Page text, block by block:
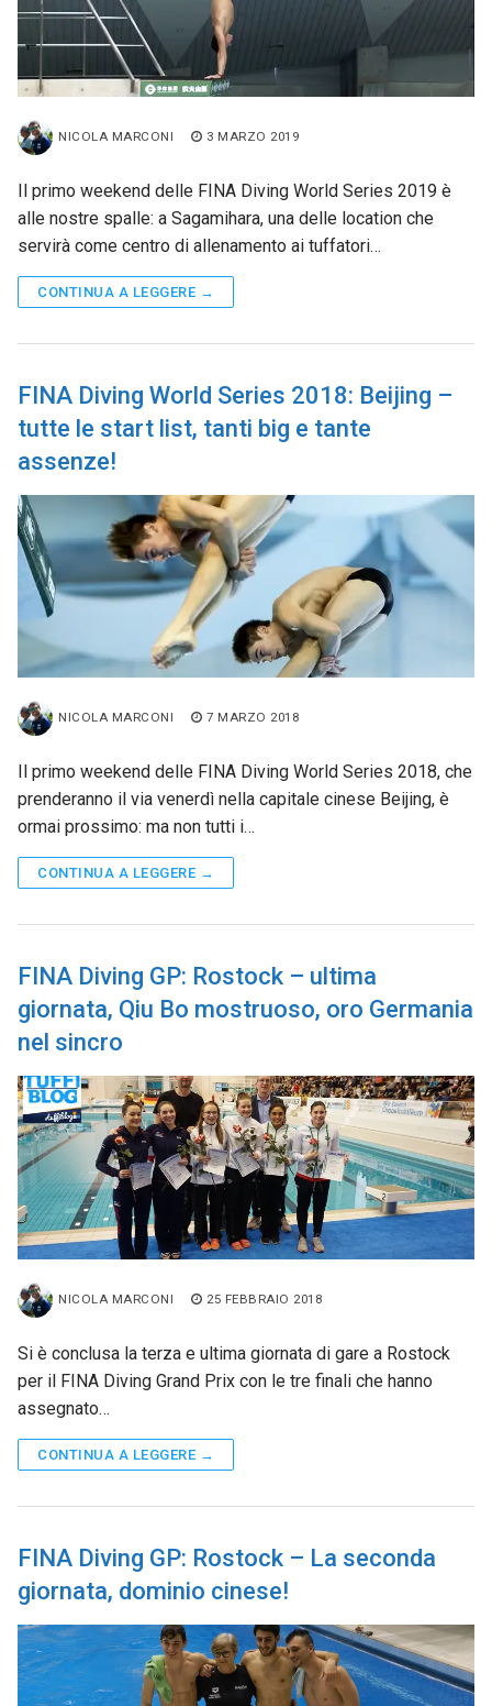
NICOLA MARCONI 3 MARZO 2019
Il primo weekend delle FINA Diving World Series 2019 è
alle nostre spalle: a Sagamihara, una delle location che
servirà come centro di allenamento ai tuffatori…
CONTINUA A LEGGERE →
FINA Diving World Series 2018: Beijing –
tutte le start list, tanti big e tante
assenze!
NICOLA MARCONI 7 MARZO 2018
Il primo weekend delle FINA Diving World Series 2018, che
prenderanno il via venerdì nella capitale cinese Beijing, è
ormai prossimo: ma non tutti i…
CONTINUA A LEGGERE →
FINA Diving GP: Rostock – ultima
giornata, Qiu Bo mostruoso, oro Germania
nel sincro
NICOLA MARCONI 25 FEBBRAIO 2018
Si è conclusa la terza e ultima giornata di gare a Rostock
per il FINA Diving Grand Prix con le tre finali che hanno
assegnato…
CONTINUA A LEGGERE →
FINA Diving GP: Rostock – La seconda
giornata, dominio cinese!